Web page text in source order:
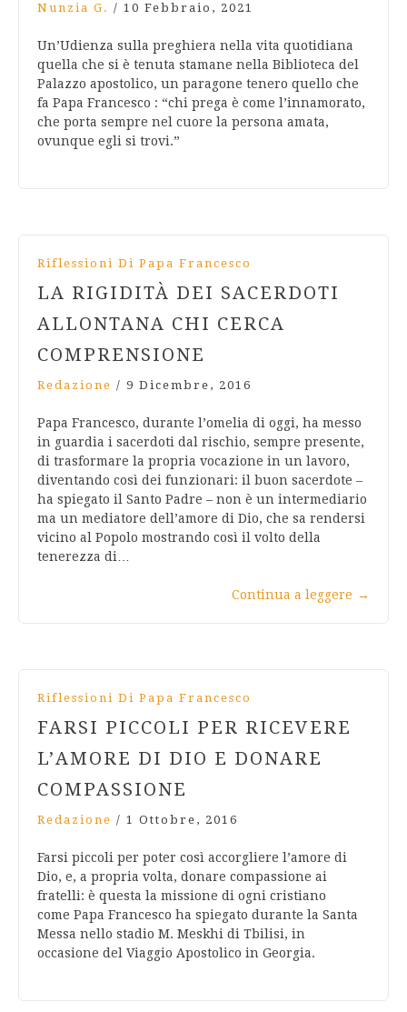
Nunzia G. / 10 Febbraio, 2021
Un’Udienza sulla preghiera nella vita quotidiana
quella che si è tenuta stamane nella Biblioteca del
Palazzo apostolico, un paragone tenero quello che
fa Papa Francesco : “chi prega è come l’innamorato,
che porta sempre nel cuore la persona amata,
ovunque egli si trovi.”
Riflessioni Di Papa Francesco
LA RIGIDITÀ DEI SACERDOTI
ALLONTANA CHI CERCA
COMPRENSIONE
Redazione / 9 Dicembre, 2016
Papa Francesco, durante l’omelia di oggi, ha messo
in guardia i sacerdoti dal rischio, sempre presente,
di trasformare la propria vocazione in un lavoro,
diventando così dei funzionari: il buon sacerdote –
ha spiegato il Santo Padre – non è un intermediario
ma un mediatore dell’amore di Dio, che sa rendersi
vicino al Popolo mostrando così il volto della
tenerezza di…
Continua a leggere →
Riflessioni Di Papa Francesco
FARSI PICCOLI PER RICEVERE
L’AMORE DI DIO E DONARE
COMPASSIONE
Redazione / 1 Ottobre, 2016
Farsi piccoli per poter così accorgliere l’amore di
Dio, e, a propria volta, donare compassione ai
fratelli: è questa la missione di ogni cristiano
come Papa Francesco ha spiegato durante la Santa
Messa nello stadio M. Meskhi di Tbilisi, in
occasione del Viaggio Apostolico in Georgia.